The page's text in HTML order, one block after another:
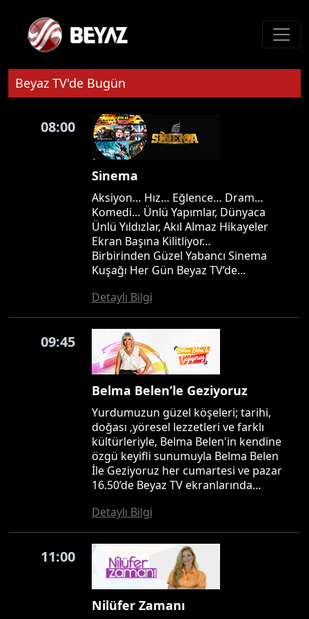
Beyaz TV'de Bugün
08:00
Sinema
Aksiyon… Hız… Eğlence… Dram…
Komedi… Ünlü Yapımlar, Dünyaca
Ünlü Yıldızlar, Akıl Almaz Hikayeler
Ekran Başına Kilitliyor…
Birbirinden Güzel Yabancı Sinema
Kuşağı Her Gün Beyaz TV’de...
Detaylı Bilgi
09:45
Belma Belen’le Geziyoruz
Yurdumuzun güzel köşeleri; tarihi,
doğası ,yöresel lezzetleri ve farklı
kültürleriyle, Belma Belen'in kendine
özgü keyifli sunumuyla Belma Belen
İle Geziyoruz her cumartesi ve pazar
16.50’de Beyaz TV ekranlarında…
Detaylı Bilgi
11:00
Nilüfer Zamanı